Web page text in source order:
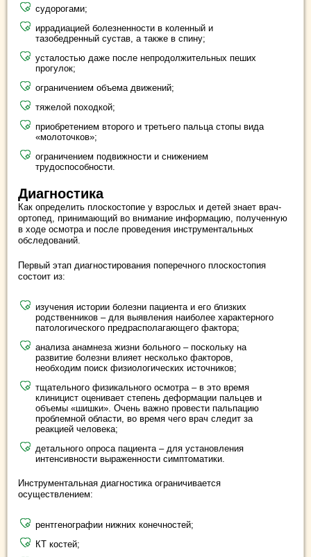
судорогами;
иррадиацией болезненности в коленный и
тазобедренный сустав, а также в спину;
усталостью даже после непродолжительных пеших
прогулок;
ограничением объема движений;
тяжелой походкой;
приобретением второго и третьего пальца стопы вида
«молоточков»;
ограничением подвижности и снижением
трудоспособности.
Диагностика
Как определить плоскостопие у взрослых и детей знает врач-
ортопед, принимающий во внимание информацию, полученную
в ходе осмотра и после проведения инструментальных
обследований.
Первый этап диагностирования поперечного плоскостопия
состоит из:
изучения истории болезни пациента и его близких
родственников – для выявления наиболее характерного
патологического предрасполагающего фактора;
анализа анамнеза жизни больного – поскольку на
развитие болезни влияет несколько факторов,
необходим поиск физиологических источников;
тщательного физикального осмотра – в это время
клиницист оценивает степень деформации пальцев и
объемы «шишки». Очень важно провести пальпацию
проблемной области, во время чего врач следит за
реакцией человека;
детального опроса пациента – для установления
интенсивности выраженности симптоматики.
Инструментальная диагностика ограничивается
осуществлением:
рентгенографии нижних конечностей;
КТ костей;